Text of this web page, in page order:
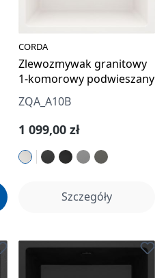
CORDA
Zlewozmywak granitowy
1-komorowy podwieszany
ZQA_A10B
Cena regularna:
1 099,00 zł
Szczegóły